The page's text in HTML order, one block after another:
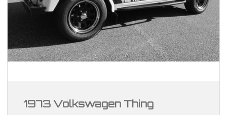
1973 Volkswagen Thing